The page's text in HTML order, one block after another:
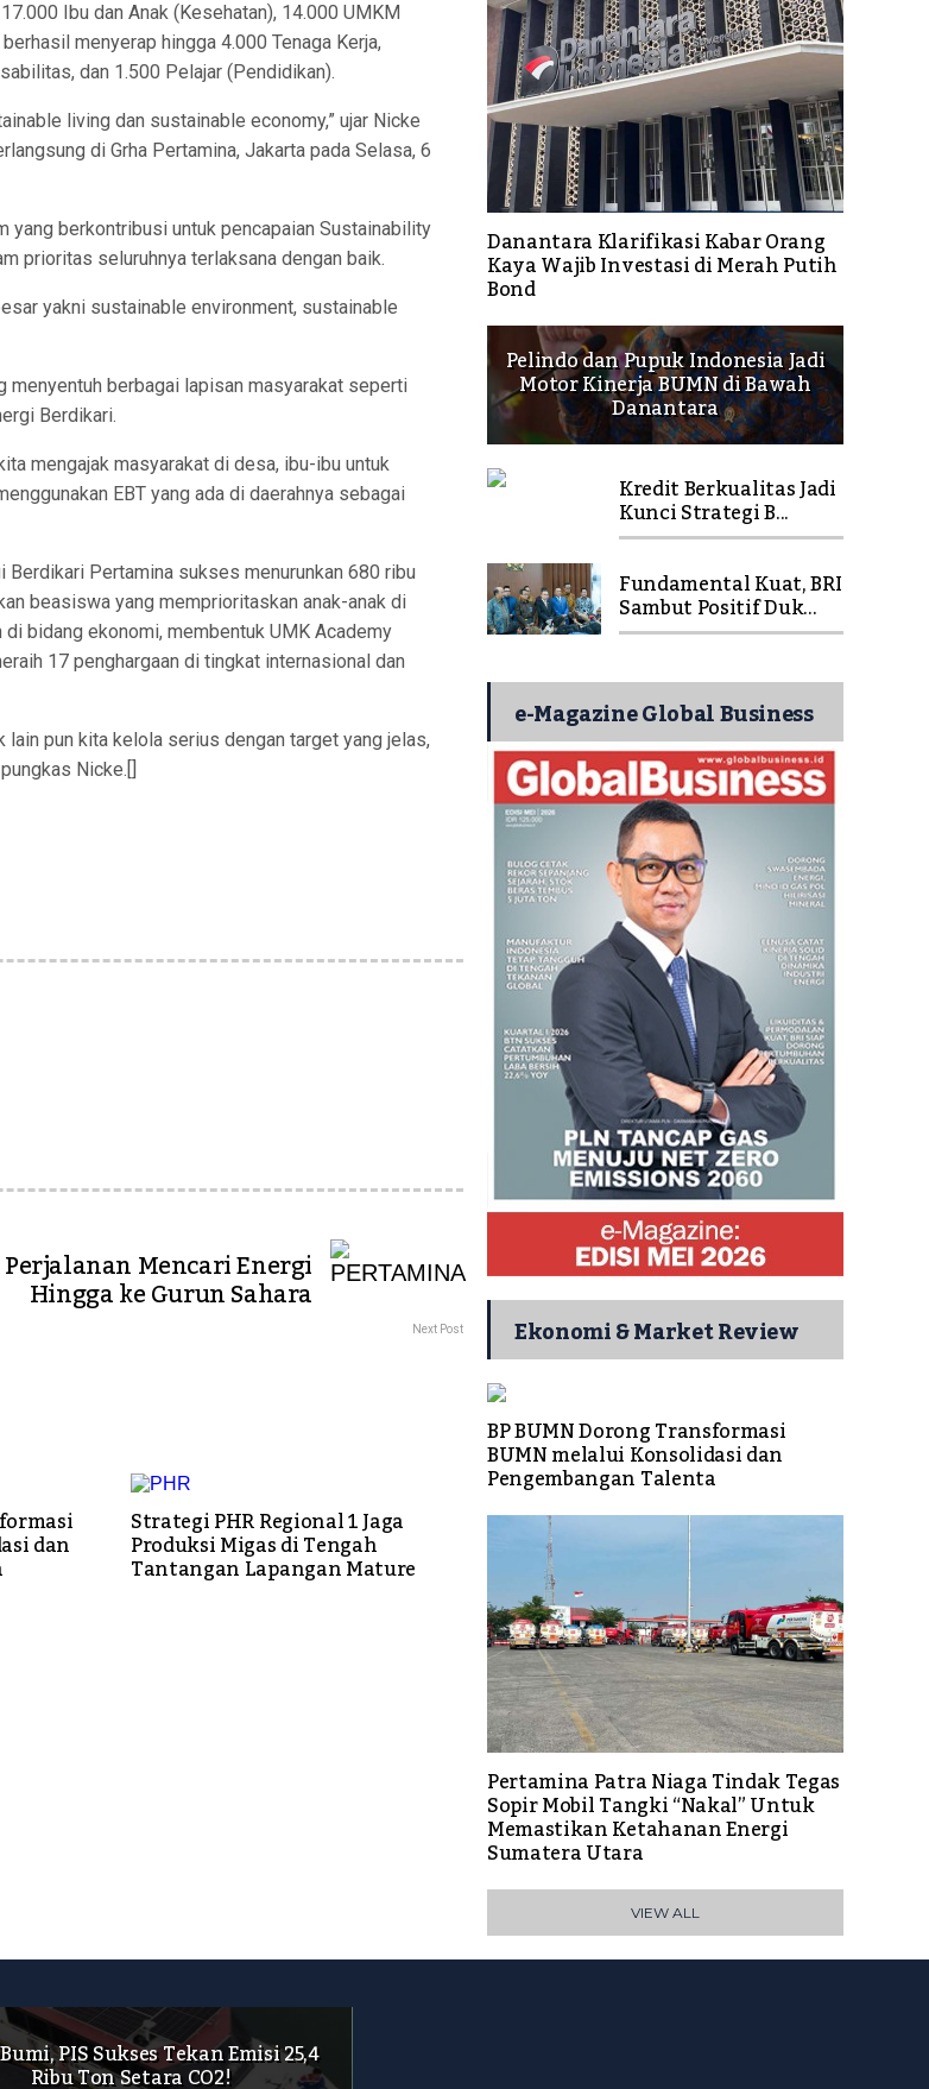
Ibu dan Anak (Kesehatan), 14.000 UMKM
menyerap hingga 4.000 Tenaga Kerja,
dan 1.500 Pelajar (Pendidikan).
living dan sustainable economy,” ujar Nicke
di Grha Pertamina, Jakarta pada Selasa, 6
yang berkontribusi untuk pencapaian Sustainability
prioritas seluruhnya terlaksana dengan baik.
yakni sustainable environment, sustainable
menyentuh berbagai lapisan masyarakat seperti
Berdikari.
mengajak masyarakat di desa, ibu-ibu untuk
EBT yang ada di daerahnya sebagai
Berdikari Pertamina sukses menurunkan 680 ribu
beasiswa yang memprioritaskan anak-anak di
bidang ekonomi, membentuk UMK Academy
17 penghargaan di tingkat internasional dan
lain pun kita kelola serius dengan target yang jelas,
Nicke.[]
Perjalanan Mencari Energi
Hingga ke Gurun Sahara
Next Post
dan
Strategi PHR Regional 1 Jaga
Produksi Migas di Tengah
Tantangan Lapangan Mature
Danantara Klarifikasi Kabar Orang
Kaya Wajib Investasi di Merah Putih
Bond
Pelindo dan Pupuk Indonesia Jadi
Motor Kinerja BUMN di Bawah
Danantara
Kredit Berkualitas Jadi
Kunci Strategi B...
Fundamental Kuat, BRI
Sambut Positif Duk...
e-Magazine Global Business
Ekonomi & Market Review
BP BUMN Dorong Transformasi
BUMN melalui Konsolidasi dan
Pengembangan Talenta
Pertamina Patra Niaga Tindak Tegas
Sopir Mobil Tangki “Nakal” Untuk
Memastikan Ketahanan Energi
Sumatera Utara
VIEW ALL
PIS Sukses Tekan Emisi 25,4
Ribu Ton Setara CO2!